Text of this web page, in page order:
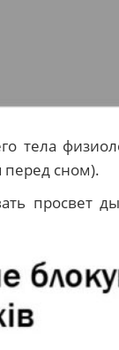
тела
перед сном).
просвет